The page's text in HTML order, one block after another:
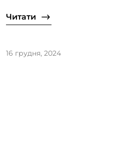
Читати
16 грудня, 2024